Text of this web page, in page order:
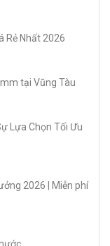
Rẻ Nhất 2026
tại Vũng Tàu
Lựa Chọn Tối Ưu
2026 | Miễn phí